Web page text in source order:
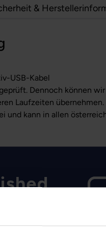
&
USB-Kabel
Dennoch können
Laufzeiten übernehmen.
und kann in allen